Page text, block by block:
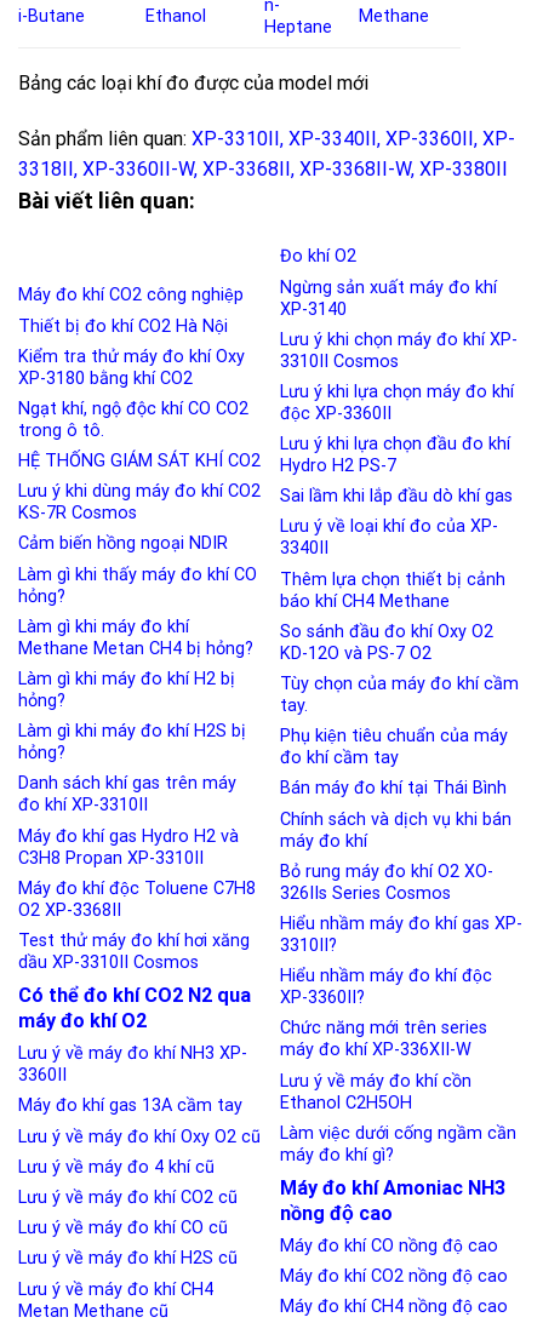
i-Butane Ethanol
n-
Heptane
Methane
Bảng các loại khí đo được của model mới
Sản phẩm liên quan: XP-3310II , XP-3340II , XP-3360II , XP-
3318II , XP-3360II-W, XP-3368II , XP-3368II-W, XP-3380II
Bài viết liên quan:
Máy đo khí CO2 công nghiệp
Thiết bị đo khí CO2 Hà Nội
Kiểm tra thử máy đo khí Oxy
XP-3180 bằng khí CO2
Ngạt khí, ngộ độc khí CO CO2
trong ô tô.
HỆ THỐNG GIÁM SÁT KHÍ CO2
Lưu ý khi dùng máy đo khí CO2
KS-7R Cosmos
Cảm biến hồng ngoại NDIR
Làm gì khi thấy máy đo khí CO
hỏng?
Làm gì khi máy đo khí
Methane Metan CH4 bị hỏng?
Làm gì khi máy đo khí H2 bị
hỏng?
Làm gì khi máy đo khí H2S bị
hỏng?
Danh sách khí gas trên máy
đo khí XP-3310II
Máy đo khí gas Hydro H2 và
C3H8 Propan XP-3310II
Máy đo khí độc Toluene C7H8
O2 XP-3368II
Test thử máy đo khí hơi xăng
dầu XP-3310II Cosmos
Có thể đo khí CO2 N2 qua
máy đo khí O2
Lưu ý về máy đo khí NH3 XP-
3360II
Máy đo khí gas 13A cầm tay
Lưu ý về máy đo khí Oxy O2 cũ
Lưu ý về máy đo 4 khí cũ
Lưu ý về máy đo khí CO2 cũ
Lưu ý về máy đo khí CO cũ
Lưu ý về máy đo khí H2S cũ
Lưu ý về máy đo khí CH4
Metan Methane cũ
Đo khí O2
Ngừng sản xuất máy đo khí
XP-3140
Lưu ý khi chọn máy đo khí XP-
3310II Cosmos
Lưu ý khi lựa chọn máy đo khí
độc XP-3360II
Lưu ý khi lựa chọn đầu đo khí
Hydro H2 PS-7
Sai lầm khi lắp đầu dò khí gas
Lưu ý về loại khí đo của XP-
3340II
Thêm lựa chọn thiết bị cảnh
báo khí CH4 Methane
So sánh đầu đo khí Oxy O2
KD-12O và PS-7 O2
Tùy chọn của máy đo khí cầm
tay.
Phụ kiện tiêu chuẩn của máy
đo khí cầm tay
Bán máy đo khí tại Thái Bình
Chính sách và dịch vụ khi bán
máy đo khí
Bỏ rung máy đo khí O2 XO-
326IIs Series Cosmos
Hiểu nhầm máy đo khí gas XP-
3310II?
Hiểu nhầm máy đo khí độc
XP-3360II?
Chức năng mới trên series
máy đo khí XP-336XII-W
Lưu ý về máy đo khí cồn
Ethanol C2H5OH
Làm việc dưới cống ngầm cần
máy đo khí gì?
Máy đo khí Amoniac NH3
nồng độ cao
Máy đo khí CO nồng độ cao
Máy đo khí CO2 nồng độ cao
Máy đo khí CH4 nồng độ cao